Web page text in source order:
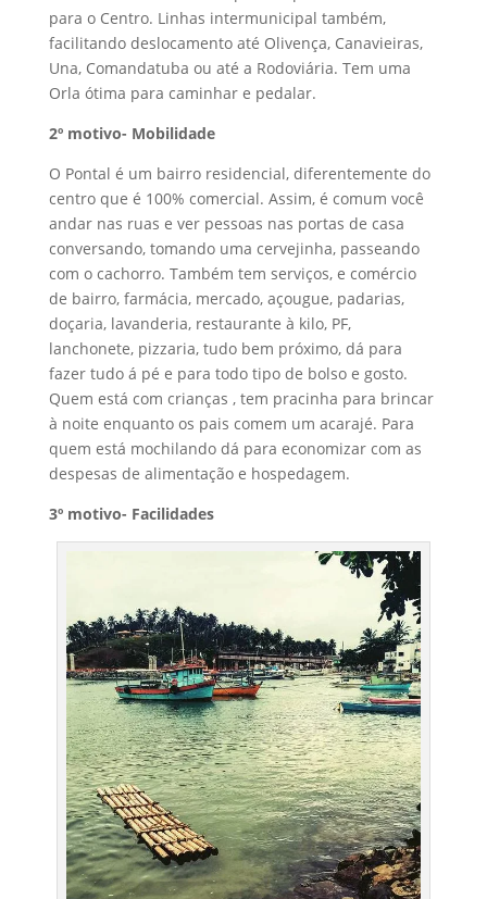
para o Centro. Linhas intermunicipal também,
facilitando deslocamento até Olivença, Canavieiras,
Una, Comandatuba ou até a Rodoviária. Tem uma
Orla ótima para caminhar e pedalar.
2º motivo- Mobilidade
O Pontal é um bairro residencial, diferentemente do
centro que é 100% comercial. Assim, é comum você
andar nas ruas e ver pessoas nas portas de casa
conversando, tomando uma cervejinha, passeando
com o cachorro. Também tem serviços, e comércio
de bairro, farmácia, mercado, açougue, padarias,
doçaria, lavanderia, restaurante à kilo, PF,
lanchonete, pizzaria, tudo bem próximo, dá para
fazer tudo á pé e para todo tipo de bolso e gosto.
Quem está com crianças , tem pracinha para brincar
à noite enquanto os pais comem um acarajé. Para
quem está mochilando dá para economizar com as
despesas de alimentação e hospedagem.
3º motivo- Facilidades